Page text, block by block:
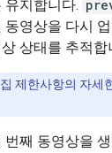
유지합니다.
동영상을 다시
상태를 추적합
제한사항의 자세
번째 동영상을